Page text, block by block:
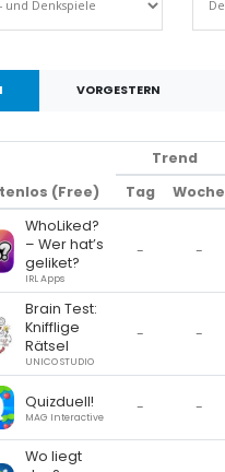
VORGESTERN
(Free)
Trend
Tag Woche
WhoLiked?
– Wer hat’s
geliket?
IRL Apps
- -
Brain Test:
Knifflige
Rätsel
UNICO STUDIO
- -
Quizduell!
MAG Interactive
- -
Wo liegt